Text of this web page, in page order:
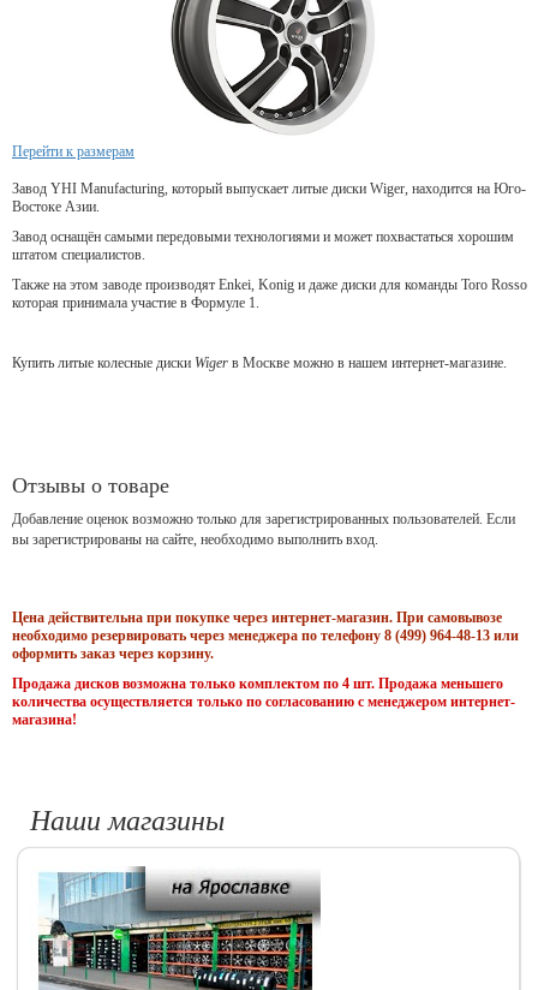
Перейти к размерам
Завод YHI Manufacturing, который выпускает литые диски Wiger, находится на Юго-
Востоке Азии.
Завод оснащён самыми передовыми технологиями и может похвастаться хорошим
штатом специалистов.
Также на этом заводе производят Enkei, Konig и даже диски для команды Toro Rosso
которая принимала участие в Формуле 1.
Купить литые колесные диски Wiger в Москве можно в нашем интернет-магазине.
Отзывы о товаре
Добавление оценок возможно только для зарегистрированных пользователей. Если
вы зарегистрированы на сайте, необходимо выполнить вход.
Цена действительна при покупке через интернет-магазин. При самовывозе
необходимо резервировать через менеджера по телефону 8 (499) 964-48-13 или
оформить заказ через корзину.
Продажа дисков возможна только комплектом по 4 шт. Продажа меньшего
количества осуществляется только по согласованию с менеджером интернет-
магазина!
Наши магазины